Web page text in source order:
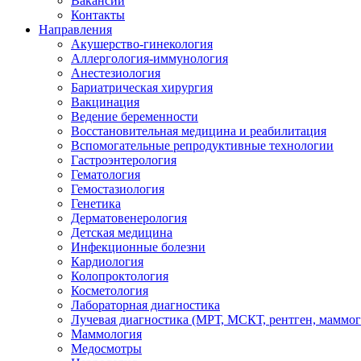
Контакты
Направления
Акушерство-гинекология
Аллергология-иммунология
Анестезиология
Бариатрическая хирургия
Вакцинация
Ведение беременности
Восстановительная медицина и реабилитация
Вспомогательные репродуктивные технологии
Гастроэнтерология
Гематология
Гемостазиология
Генетика
Дерматовенерология
Детская медицина
Инфекционные болезни
Кардиология
Колопроктология
Косметология
Лабораторная диагностика
Лучевая диагностика (МРТ, МСКТ, рентген,
Маммология
Медосмотры